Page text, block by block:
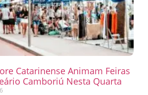
Catarinense Animam Feiras
Camboriú Nesta Quarta